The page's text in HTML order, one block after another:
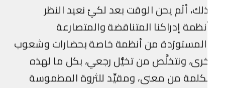
ألَم يحن الوقت بعد لكيْ نعيد النظر
إدراكنا المتناقضة والمتصارعة
من أنظمة خاصة بحضارات وشعوب
ونتخلَّص من تخيُّل رجعي، بكل ما لهذه
من معنى، ومقيِّد للثروة المطموسة